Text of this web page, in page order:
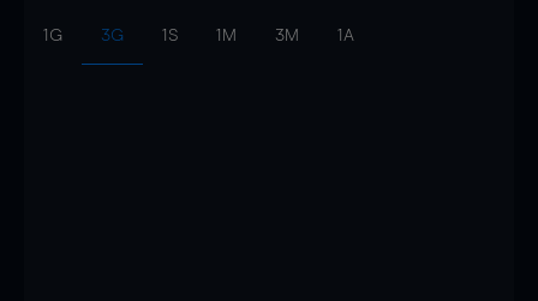
1G 3G 1S 1M 3M 1A